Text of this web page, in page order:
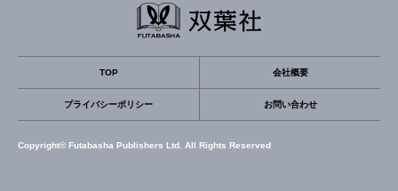
TOP 会社概要
プライバシーポリシー お問い合わせ
Copyright© Futabasha Publishers Ltd. All Rights Reserved